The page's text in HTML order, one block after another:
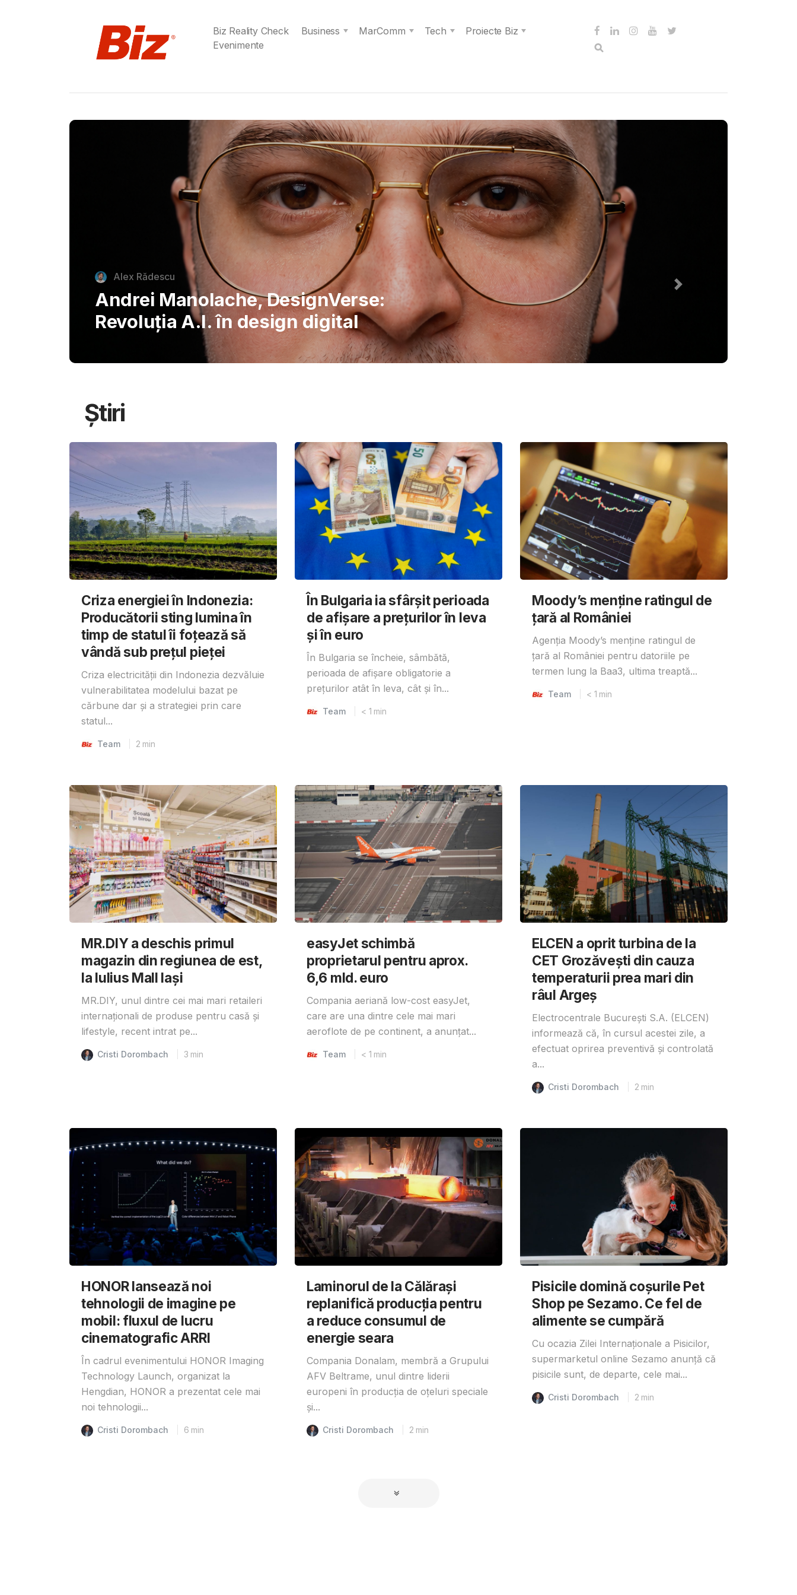
Biz Reality Check Business MarComm Tech
Proiecte Biz
Evenimente
Birra Moretti® a adus spiritul unei
autentice piazzette italiene în
București, invitând publicul să
savureze plăcerile simple ale vieții
Știri
Criza energiei în Indonezia:
Producătorii sting lumina în
timp de statul îi foțează să
vândă sub prețul pieței
Criza electricității din Indonezia dezvăluie
vulnerabilitatea modelului bazat pe
cărbune dar și a strategiei prin care
statul...
Team 2 min
În Bulgaria ia sfârşit perioada
de afișare a prețurilor în ​​leva
și în euro
În Bulgaria se încheie, sâmbătă,
perioada de afișare obligatorie a
prețurilor atât în ​​leva, cât și în...
Team < 1 min
Moody’s menține ratingul de
țară al României
Agenția Moody’s menține ratingul de
țară al României pentru datoriile pe
termen lung la Baa3, ultima treaptă...
Team < 1 min
MR.DIY a deschis primul
magazin din regiunea de est,
la Iulius Mall Iași
MR.DIY, unul dintre cei mai mari retaileri
internaționali de produse pentru casă și
lifestyle, recent intrat pe...
Cristi Dorombach 3 min
easyJet schimbă
proprietarul pentru aprox.
6,6 mld. euro
Compania aeriană low-cost easyJet,
care are una dintre cele mai mari
aeroflote de pe continent, a anunțat...
Team < 1 min
ELCEN a oprit turbina de la
CET Grozăvești din cauza
temperaturii prea mari din
râul Argeș
Electrocentrale București S.A. (ELCEN)
informează că, în cursul acestei zile, a
efectuat oprirea preventivă și controlată
a...
Cristi Dorombach 2 min
HONOR lansează noi
tehnologii de imagine pe
mobil: fluxul de lucru
cinematografic ARRI
În cadrul evenimentului HONOR Imaging
Technology Launch, organizat la
Hengdian, HONOR a prezentat cele mai
noi tehnologii...
Cristi Dorombach 6 min
Laminorul de la Călărași
replanifică producția pentru
a reduce consumul de
energie seara
Compania Donalam, membră a Grupului
AFV Beltrame, unul dintre liderii
europeni în producția de oțeluri speciale
și...
Cristi Dorombach 2 min
Pisicile domină coșurile Pet
Shop pe Sezamo. Ce fel de
alimente se cumpără
Cu ocazia Zilei Internaționale a Pisicilor,
supermarketul online Sezamo anunță că
pisicile sunt, de departe, cele mai...
Cristi Dorombach 2 min